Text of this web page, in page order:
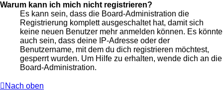
Warum kann ich mich nicht registrieren?
Es kann sein, dass die Board-Administration die
Registrierung komplett ausgeschaltet hat, damit sich
keine neuen Benutzer mehr anmelden können. Es könnte
auch sein, dass deine IP-Adresse oder der
Benutzername, mit dem du dich registrieren möchtest,
gesperrt wurden. Um Hilfe zu erhalten, wende dich an die
Board-Administration.
Nach oben